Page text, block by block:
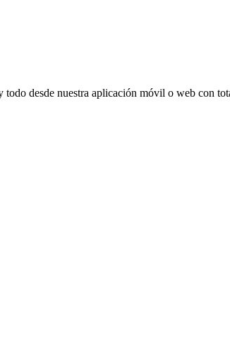
todo desde nuestra aplicación móvil o web con